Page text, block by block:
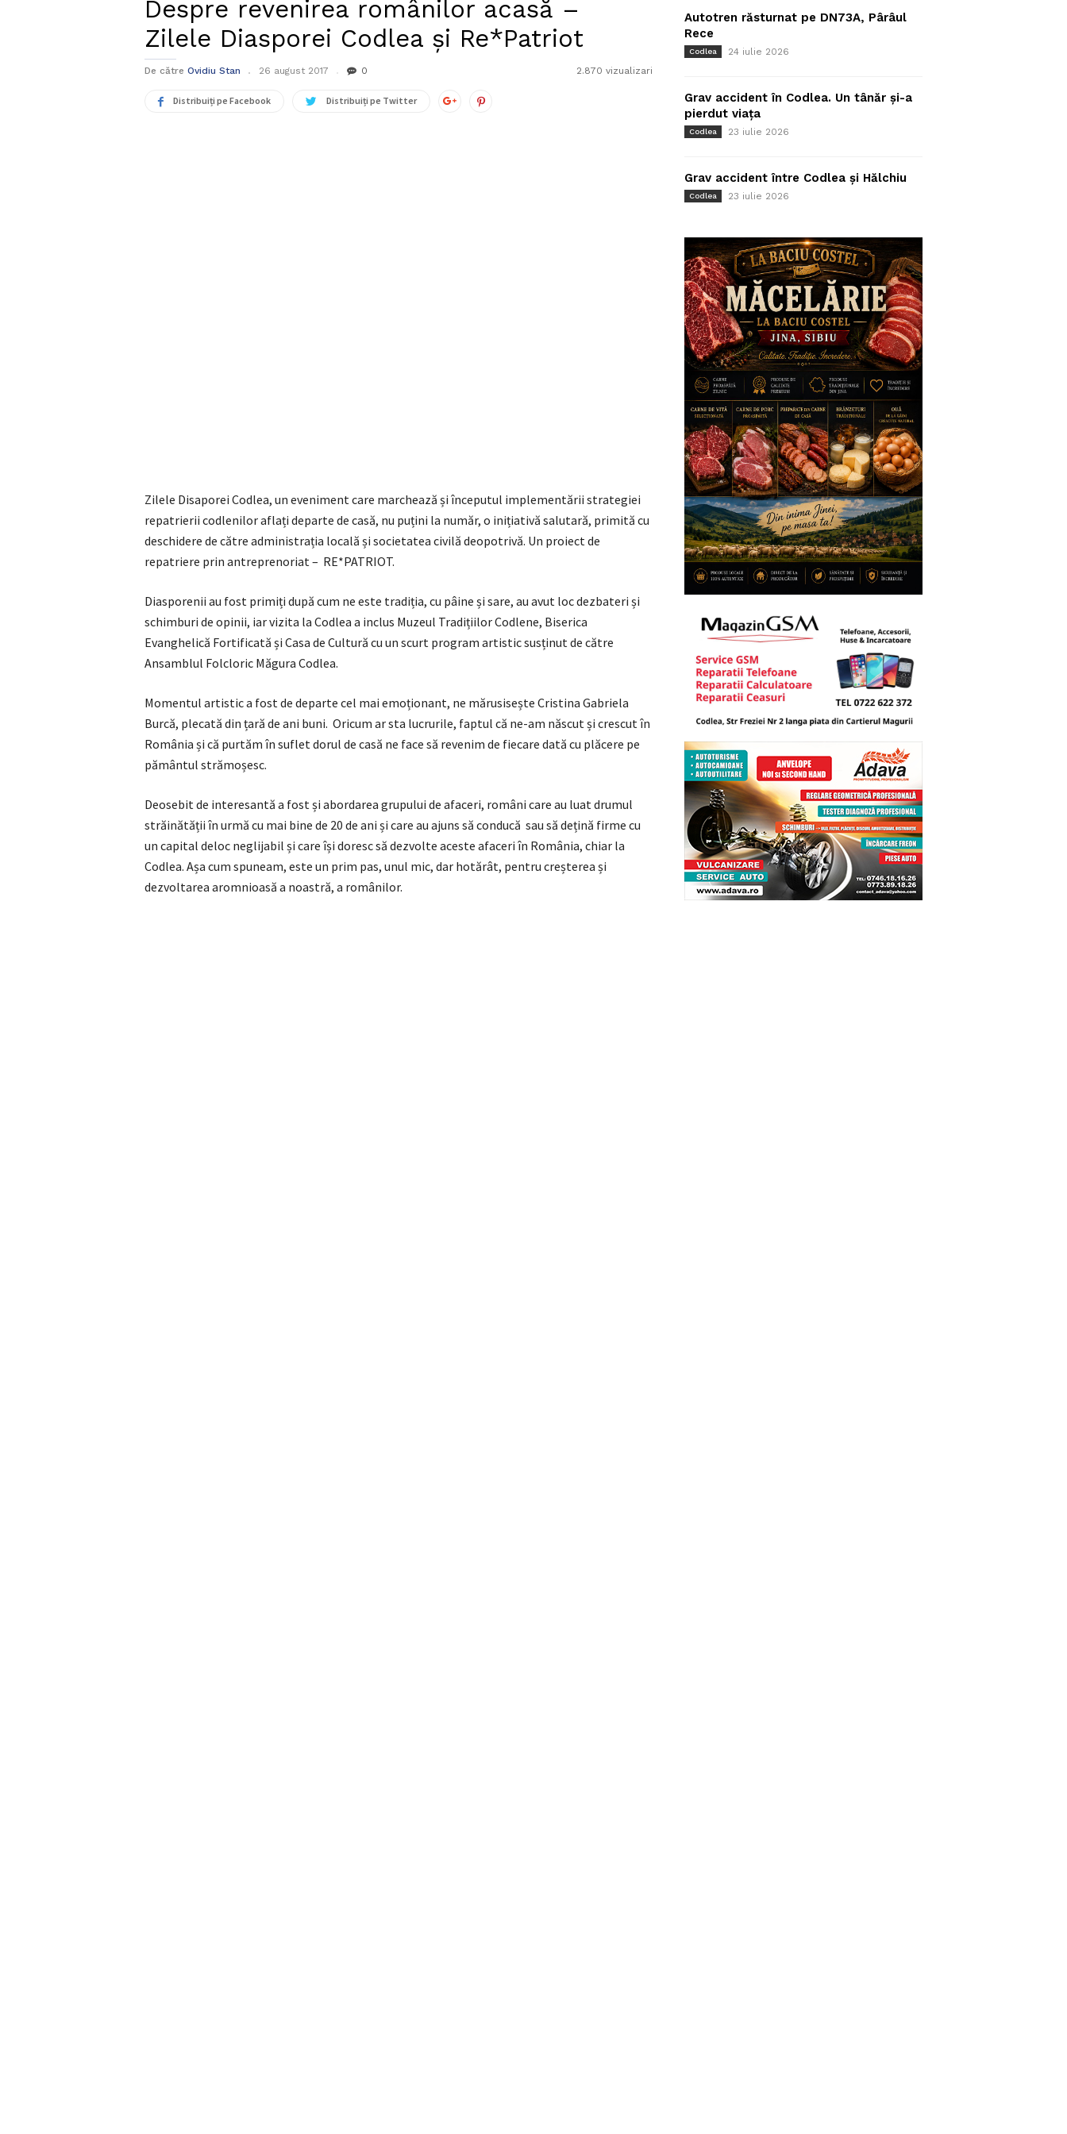
Despre revenirea românilor acasă –
Zilele Diasporei Codlea și Re*Patriot
De către Ovidiu Stan 26 august 2017 0 2.870 vizualizari
Distribuiți pe Facebook Distribuiți pe Twitter
Zilele Disaporei Codlea, un eveniment care marchează și începutul implementării strategiei
repatrierii codlenilor aflați departe de casă, nu puțini la număr, o inițiativă salutară, primită cu
deschidere de către administrația locală și societatea civilă deopotrivă. Un proiect de
repatriere prin antreprenoriat – RE*PATRIOT.
Diasporenii au fost primiți după cum ne este tradiția, cu pâine și sare, au avut loc dezbateri și
schimburi de opinii, iar vizita la Codlea a inclus Muzeul Tradițiilor Codlene, Biserica
Evanghelică Fortificată și Casa de Cultură cu un scurt program artistic susținut de către
Ansamblul Folcloric Măgura Codlea.
Momentul artistic a fost de departe cel mai emoționant, ne mărusisește Cristina Gabriela
Burcă, plecată din țară de ani buni. Oricum ar sta lucrurile, faptul că ne-am născut și crescut în
România și că purtăm în suflet dorul de casă ne face să revenim de fiecare dată cu plăcere pe
pământul strămoșesc.
Deosebit de interesantă a fost și abordarea grupului de afaceri, români care au luat drumul
străinătății în urmă cu mai bine de 20 de ani și care au ajuns să conducă sau să dețină firme cu
un capital deloc neglijabil și care își doresc să dezvolte aceste afaceri în România, chiar la
Codlea. Așa cum spuneam, este un prim pas, unul mic, dar hotărât, pentru creșterea și
dezvoltarea aromnioasă a noastră, a românilor.
Autotren răsturnat pe DN73A, Pârâul
Rece
Codlea 24 iulie 2026
Grav accident în Codlea. Un tânăr și-a
pierdut viața
Codlea 23 iulie 2026
Grav accident între Codlea și Hălchiu
Codlea 23 iulie 2026